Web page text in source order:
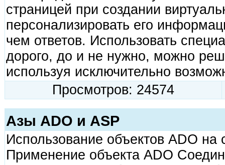
страницей при создании
персонализировать его
чем ответов. Использовать
дорого, до и не нужно, можно
используя исключительно
Просмотров: 24574
Азы ADO и ASP
Использование объектов ADO на
Применение объекта ADO